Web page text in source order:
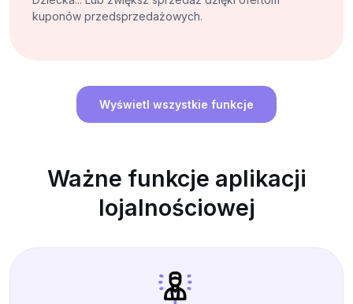
kuponów przedsprzedażowych.
Wyświetl wszystkie funkcje
Ważne funkcje aplikacji
lojalnościowej